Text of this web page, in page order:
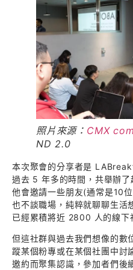
照片來源： CMX
ND 2.0
本次聚會的分享者是
過去 5 年多的時間，共舉辦
他會邀請一些朋友(通常是10
也不談職場，純粹就聊聊生活
已經累積將近 2800 人的線下
但這社群與過去我們想像的數
蹤某個粉專或在某個社團中
邀約而聚集認識，參加者們